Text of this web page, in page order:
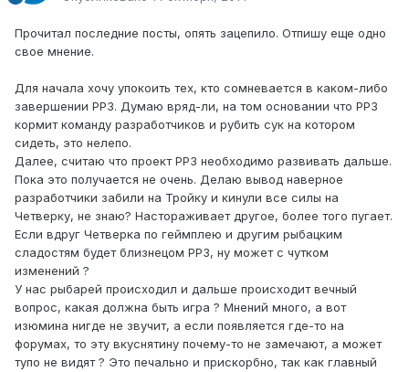
Прочитал последние посты, опять зацепило. Отпишу еще одно
свое мнение.
Для начала хочу упокоить тех, кто сомневается в каком-либо
завершении РР3. Думаю вряд-ли, на том основании что РР3
кормит команду разработчиков и рубить сук на котором
сидеть, это нелепо.
Далее, считаю что проект РР3 необходимо развивать дальше.
Пока это получается не очень. Делаю вывод наверное
разработчики забили на Тройку и кинули все силы на
Четверку, не знаю? Настораживает другое, более того пугает.
Если вдруг Четверка по геймплею и другим рыбацким
сладостям будет близнецом РР3, ну может с чутком
изменений ?
У нас рыбарей происходил и дальше происходит вечный
вопрос, какая должна быть игра ? Мнений много, а вот
изюмина нигде не звучит, а если появляется где-то на
форумах, то эту вкуснятину почему-то не замечают, а может
тупо не видят ? Это печально и прискорбно, так как главный